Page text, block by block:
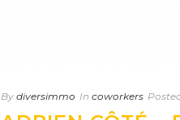
By diversimmo In coworkers